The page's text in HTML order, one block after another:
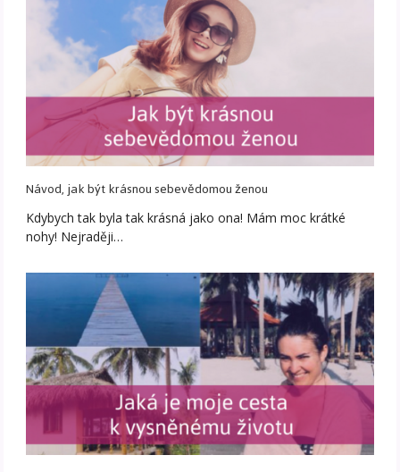
Návod, jak být krásnou sebevědomou ženou
Kdybych tak byla tak krásná jako ona! Mám moc krátké
nohy! Nejraději…